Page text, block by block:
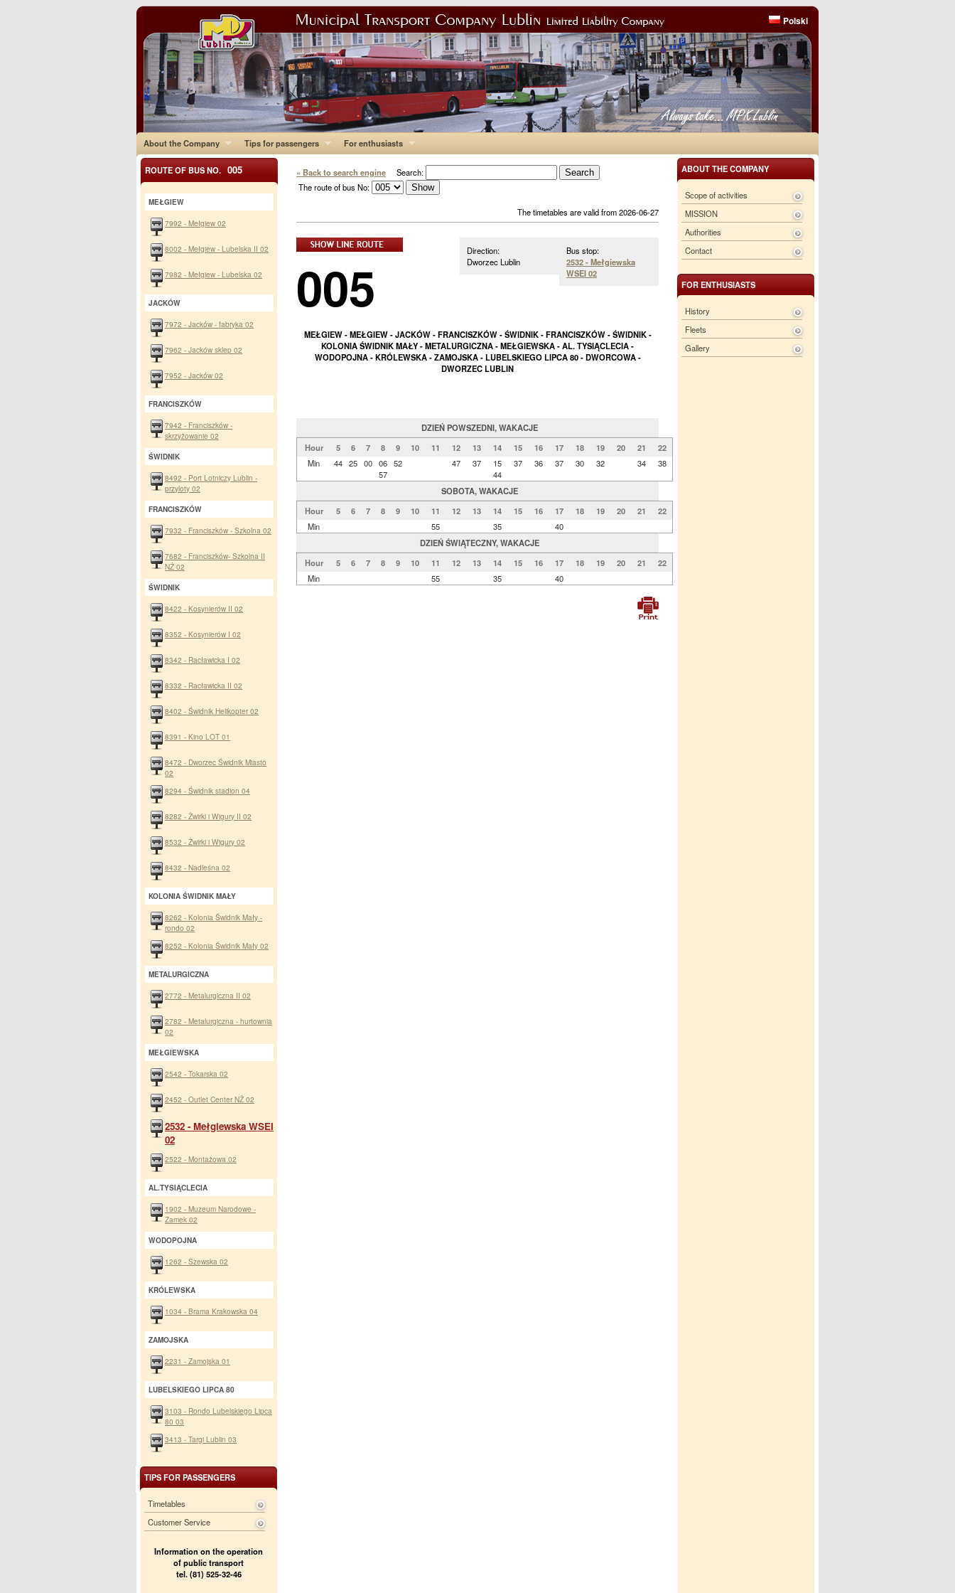
Polski
About the Company Tips for passengers For enthusiasts
ABOUT THE COMPANY
Scope of activities
MISSION
Authorities
Contact
FOR ENTHUSIASTS
History
Fleets
Gallery
« Back to search engine Search:
The route of bus No:
The timetables are valid from 2026-06-27
Bus stop:
2532 - Mełgiewska
WSEI 02
Direction:
Dworzec Lublin
005
MEŁGIEW - MEŁGIEW - JACKÓW - FRANCISZKÓW - ŚWIDNIK - FRANCISZKÓW - ŚWIDNIK -
KOLONIA ŚWIDNIK MAŁY - METALURGICZNA - MEŁGIEWSKA - AL. TYSIĄCLECIA -
WODOPOJNA - KRÓLEWSKA - ZAMOJSKA - LUBELSKIEGO LIPCA 80 - DWORCOWA -
DWORZEC LUBLIN
DZIEŃ POWSZEDNI, WAKACJE
Hour
5 6 7 8 9 10 11 12 13 14 15 16 17 18 19 20 21
22
Min
44 25 00 06
57
52 47 37
15
44
37 36 37 30 32 34 38
SOBOTA, WAKACJE
Hour
5 6 7 8 9 10 11 12 13 14 15 16 17 18 19 20 21
22
Min
55 35
40
DZIEŃ ŚWIĄTECZNY, WAKACJE
Hour
5 6 7 8 9 10 11 12 13 14 15 16 17 18 19 20 21
22
Min
55 35 40
ROUTE OF BUS NO. 005
MEŁGIEW
7992 - Mełgiew 02
8002 - Mełgiew - Lubelska II 02
7982 - Mełgiew - Lubelska 02
JACKÓW
7972 - Jacków - fabryka 02
7962 - Jacków sklep 02
7952 - Jacków 02
FRANCISZKÓW
7942 - Franciszków -
skrzyżowanie 02
ŚWIDNIK
8492 - Port Lotniczy Lublin -
przyloty 02
FRANCISZKÓW
7932 - Franciszków - Szkolna 02
7682 - Franciszków- Szkolna II
NŻ 02
ŚWIDNIK
8422 - Kosynierów II 02
8352 - Kosynierów I 02
8342 - Racławicka I 02
8332 - Racławicka II 02
8402 - Świdnik Helikopter 02
8391 - Kino LOT 01
8472 - Dworzec Świdnik Miasto
02
8294 - Świdnik stadion 04
8282 - Żwirki i Wigury II 02
8532 - Żwirki i Wigury 02
8432 - Nadleśna 02
KOLONIA ŚWIDNIK MAŁY
8262 - Kolonia Świdnik Mały -
rondo 02
8252 - Kolonia Świdnik Mały 02
METALURGICZNA
2772 - Metalurgiczna II 02
2782 - Metalurgiczna - hurtownia
02
MEŁGIEWSKA
2542 - Tokarska 02
2452 - Outlet Center NŻ 02
2532 - Mełgiewska WSEI
02
2522 - Montażowa 02
AL.TYSIĄCLECIA
1902 - Muzeum Narodowe -
Zamek 02
WODOPOJNA
1262 - Szewska 02
KRÓLEWSKA
1034 - Brama Krakowska 04
ZAMOJSKA
2231 - Zamojska 01
LUBELSKIEGO LIPCA 80
3103 - Rondo Lubelskiego Lipca
80 03
3413 - Targi Lublin 03
TIPS FOR PASSENGERS
Timetables
Customer Service
Information on the operation
of public transport
tel. (81) 525-32-46